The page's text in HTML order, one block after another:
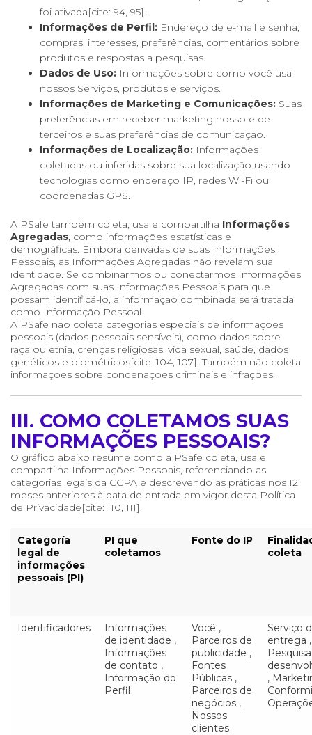
foi ativada[cite: 94, 95].
Informações de Perfil: Endereço de e-mail e senha,
compras, interesses, preferências, comentários sobre
produtos e respostas a pesquisas.
Dados de Uso: Informações sobre como você usa
nossos Serviços, produtos e serviços.
Informações de Marketing e Comunicações: Suas
preferências em receber marketing nosso e de
terceiros e suas preferências de comunicação.
Informações de Localização: Informações
coletadas ou inferidas sobre sua localização usando
tecnologias como endereço IP, redes Wi-Fi ou
coordenadas GPS.
A PSafe também coleta, usa e compartilha Informações
Agregadas, como informações estatísticas e
demográficas. Embora derivadas de suas Informações
Pessoais, as Informações Agregadas não revelam sua
identidade. Se combinarmos ou conectarmos Informações
Agregadas com suas Informações Pessoais para que
possam identificá-lo, a informação combinada será tratada
como Informação Pessoal.
A PSafe não coleta categorias especiais de informações
pessoais (dados pessoais sensíveis), como dados sobre
raça ou etnia, crenças religiosas, vida sexual, saúde, dados
genéticos e biométricos[cite: 104, 107]. Também não coleta
informações sobre condenações criminais e infrações.
III. COMO COLETAMOS SUAS
INFORMAÇÕES PESSOAIS?
O gráfico abaixo resume como a PSafe coleta, usa e
compartilha Informações Pessoais, referenciando as
categorias legais da CCPA e descrevendo as práticas nos 12
meses anteriores à data de entrada em vigor desta Política
de Privacidade[cite: 110, 111].
Categoría
legal de
informações
pessoais (PI)
PI que
coletamos
Fonte do IP
coleta
Identificadores
Informações
de identidade ,
Informações
de contato ,
Informação do
Perfil
Você ,
Parceiros de
publicidade ,
Fontes
Públicas ,
Parceiros de
negócios ,
Nossos
clientes
Serviço
entrega ,
,